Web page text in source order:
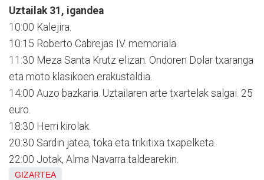
Uztailak 31, igandea
10:00 Kalejira.
10:15 Roberto Cabrejas IV. memoriala.
11:30 Meza Santa Krutz elizan. Ondoren Dolar txaranga
eta moto klasikoen erakustaldia.
14:00 Auzo bazkaria. Uztailaren arte txartelak salgai. 25
euro.
18:30 Herri kirolak.
20:30 Sardin jatea, toka eta trikitixa txapelketa.
22:00 Jotak, Alma Navarra taldearekin.
GIZARTEA